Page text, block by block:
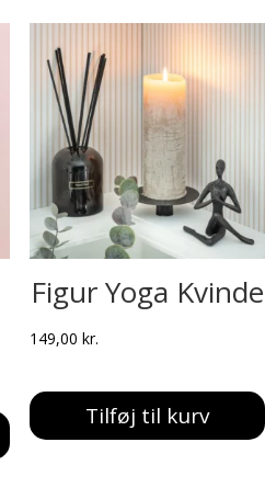
Figur Yoga Kvinde
149,00 kr.
Tilføj til kurv